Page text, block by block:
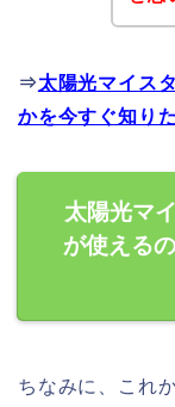
⇒太陽光マイス
かを今すぐ知り
太陽光マ
が使える
ちなみに、これ